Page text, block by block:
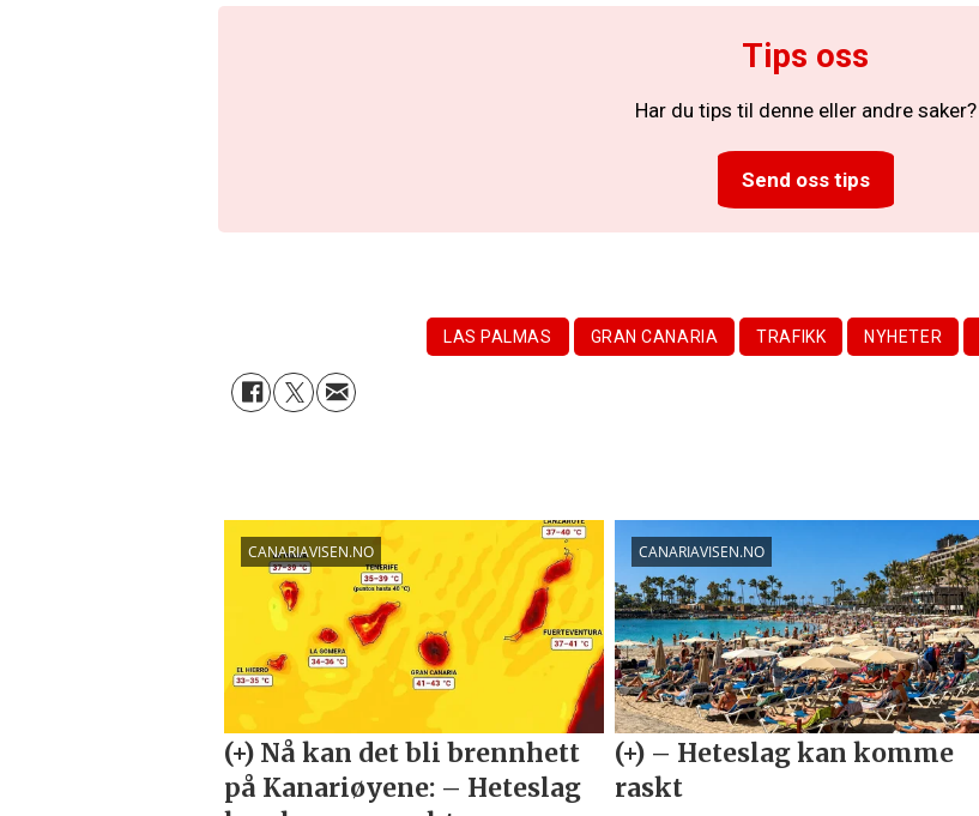
Tips oss
Har du tips til denne eller andre saker?
Send oss tips
LAS PALMAS GRAN CANARIA TRAFIKK NYHETER